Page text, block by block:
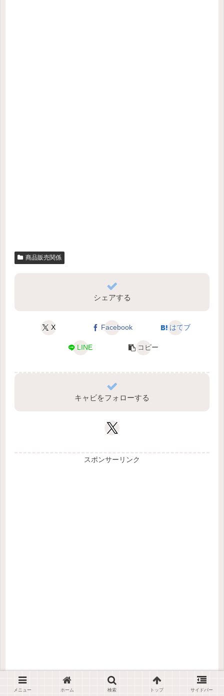
商品販売関係
シェアする
X Facebook はてブ
LINE コピー
キャビをフォローする
スポンサーリンク
メニュー ホーム 検索 トップ サイドバー